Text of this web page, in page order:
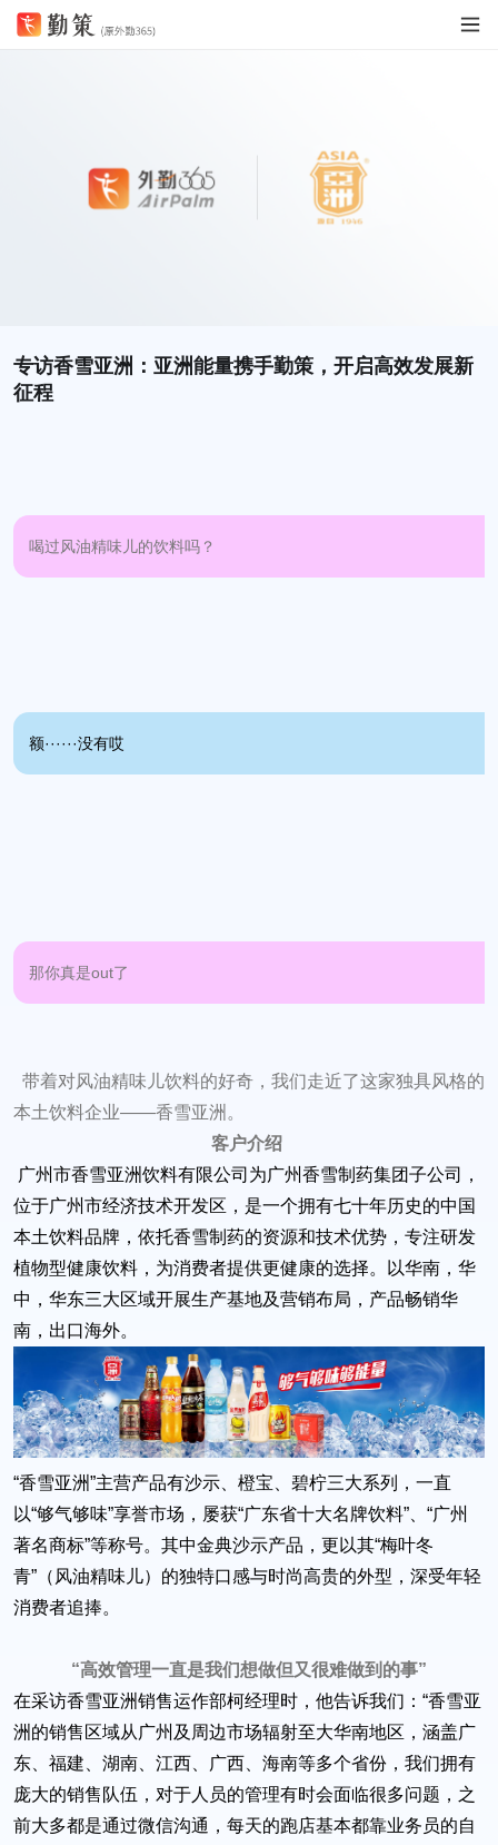
专访香雪亚洲：亚洲能量携手勤策，开启高效发展新
征程
喝过风油精味儿的饮料吗？
额······没有哎
那你真是out了
带着对风油精味儿饮料的好奇，我们走近了这家独具风格的
本土饮料企业——香雪亚洲。
客户介绍
广州市香雪亚洲饮料有限公司为广州香雪制药集团子公司，
位于广州市经济技术开发区，是一个拥有七十年历史的中国
本土饮料品牌，依托香雪制药的资源和技术优势，专注研发
植物型健康饮料，为消费者提供更健康的选择。以华南，华
中，华东三大区域开展生产基地及营销布局，产品畅销华
南，出口海外。
“香雪亚洲”主营产品有沙示、橙宝、碧柠三大系列，一直
以“够气够味”享誉市场，屡获“广东省十大名牌饮料”、“广州
著名商标”等称号。其中金典沙示产品，更以其“梅叶冬
青”（风油精味儿）的独特口感与时尚高贵的外型，深受年轻
消费者追捧。
“高效管理一直是我们想做但又很难做到的事”
在采访香雪亚洲销售运作部柯经理时，他告诉我们：“香雪亚
洲的销售区域从广州及周边市场辐射至大华南地区，涵盖广
东、福建、湖南、江西、广西、海南等多个省份，我们拥有
庞大的销售队伍，对于人员的管理有时会面临很多问题，之
前大多都是通过微信沟通，每天的跑店基本都靠业务员的自